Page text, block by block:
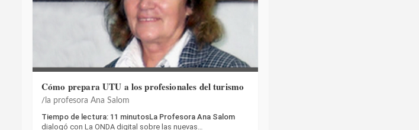
Cómo prepara UTU a los profesionales del turismo
la profesora Ana Salom
Tiempo de lectura: 11 minutosLa Profesora Ana Salom
dialogó con La ONDA digital sobre las nuevas…